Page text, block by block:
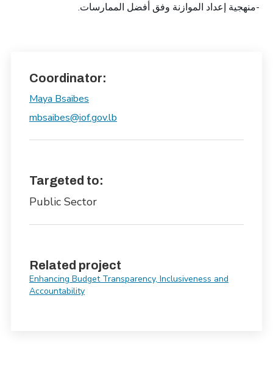
-منهجية إعداد الموازنة وفق أفضل الممارسات.
Coordinator:
Maya Bsaibes
mbsaibes@iof.gov.lb
Targeted to:
Public Sector
Related project
Enhancing Budget Transparency, Inclusiveness and
Accountability